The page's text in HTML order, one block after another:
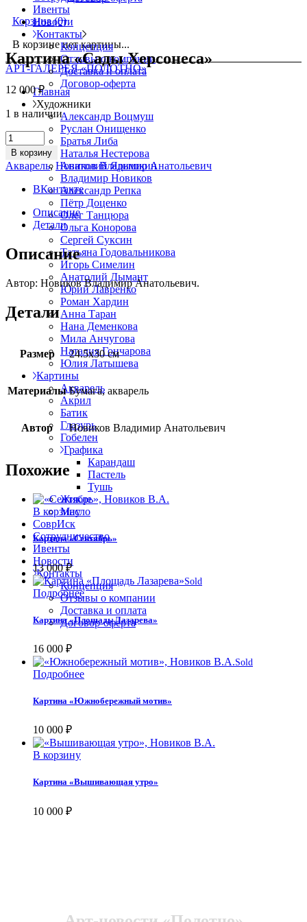
Корзина (0)
В корзине нет картины...
АРТ-ГАЛЕРЕЯ «ПОЛОТНО»
Главная
Художники
Александр Воцмуш
Руслан Онищенко
Братья Либа
Наталья Нестерова
Анатолий Ярышкин
Владимир Новиков
Александр Репка
Пётр Доценко
Олег Танцюра
Ольга Конорова
Сергей Суксин
Татьяна Годовальникова
Игорь Симелин
Анатолий Дымант
Юрий Лавренко
Роман Хардин
Анна Таран
Нана Деменкова
Мила Анчугова
Наталия Гончарова
Юлия Латышева
Картины
Акварель
Акрил
Батик
Глазурь
Гобелен
Графика
Карандаш
Пастель
Тушь
Жикле
Масло
СоврИск
Сотрудничество
Ивенты
Новости
Контакты
Концепция
Отзывы о компании
Доставка и оплата
Договор-оферта
Ивенты
Новости
Контакты
Концепция
Отзывы о компании
Доставка и оплата
Договор-оферта
Картина «Сады Херсонеса»
12 000₽
1 в наличии
Картина
«Сады
Херсонеса»
quantity
В корзину
Акварель,Новиков Владимир Анатольевич
ВКонтакте
Описание
Детали
Описание
Автор: Новиков Владимир Анатольевич.
Детали
Размер 24.5х30 см
Материалы Бумага, акварель
Автор Новиков Владимир Анатольевич
Похожие
В корзину
Картина «Сентябрь»
13 000₽
Sold
Подробнее
Картина «Площадь Лазарева»
16 000 ₽
Sold
Подробнее
Картина «Южнобережный мотив»
10 000 ₽
В корзину
Картина «Вышивающая утро»
10 000 ₽